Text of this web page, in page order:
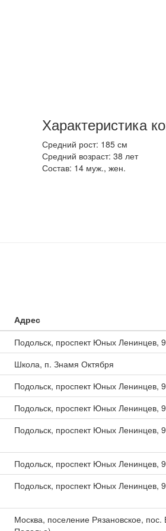
Характеристика
Средний рост: 185 см
Средний возраст: 38 лет
Состав: 14 муж., жен.
Адрес
Подольск, проспект Юных
Школа, п. Знамя Октября
Подольск, проспект Юных
Подольск, проспект Юных
Подольск, проспект Юных
Подольск, проспект Юных
Подольск, проспект Юных
Москва, поселение Рязановское,